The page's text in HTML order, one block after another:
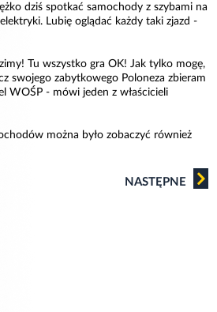
dziś spotkać samochody z szybami na
Lubię oglądać każdy taki zjazd -
Tu wszystko gra OK! Jak tylko mogę,
swojego zabytkowego Poloneza zbieram
WOŚP - mówi jeden z właścicieli
można było zobaczyć również
NASTĘPNE